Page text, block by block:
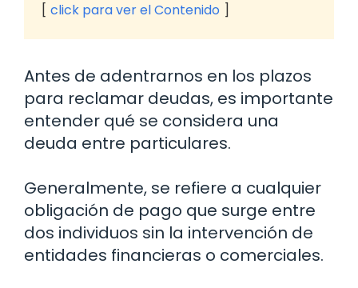
click para ver el Contenido
Antes de adentrarnos en los plazos
para reclamar deudas, es importante
entender qué se considera una
deuda entre particulares.
Generalmente, se refiere a cualquier
obligación de pago que surge entre
dos individuos sin la intervención de
entidades financieras o comerciales.